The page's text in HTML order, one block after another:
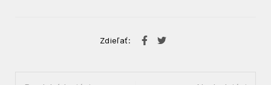
Zdieľať: